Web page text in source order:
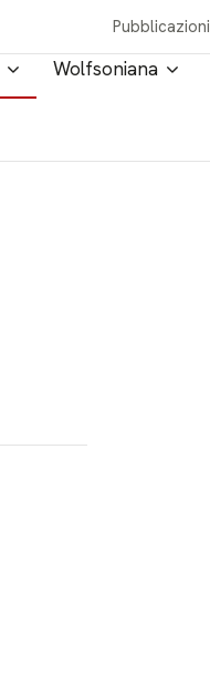
Pubblicazioni
Wolfsoniana